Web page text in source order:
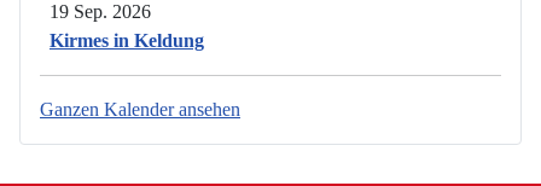
19 Sep. 2026
Kirmes in Keldung
Ganzen Kalender ansehen